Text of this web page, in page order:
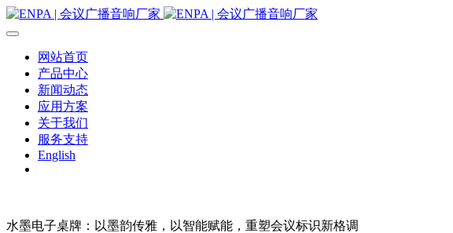
网站首页
产品中心
新闻动态
应用方案
关于我们
服务支持
English
水墨电子桌牌：以墨韵传雅，以智能赋能，重塑会议标识新格调